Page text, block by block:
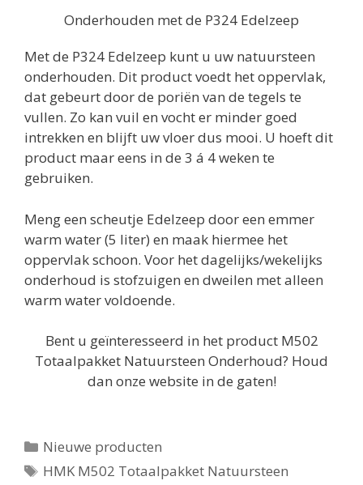
Onderhouden met de P324 Edelzeep
Met de P324 Edelzeep kunt u uw natuursteen
onderhouden. Dit product voedt het oppervlak,
dat gebeurt door de poriën van de tegels te
vullen. Zo kan vuil en vocht er minder goed
intrekken en blijft uw vloer dus mooi. U hoeft dit
product maar eens in de 3 á 4 weken te
gebruiken.
Meng een scheutje Edelzeep door een emmer
warm water (5 liter) en maak hiermee het
oppervlak schoon. Voor het dagelijks/wekelijks
onderhoud is stofzuigen en dweilen met alleen
warm water voldoende.
Bent u geïnteresseerd in het product M502
Totaalpakket Natuursteen Onderhoud? Houd
dan onze website in de gaten!
Categorieën
Nieuwe producten
Tags
HMK M502 Totaalpakket Natuursteen